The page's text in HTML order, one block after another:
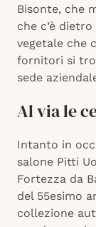
Bisonte, che
che c’è
vegetale che
fornitori si
sede
Al via le
Intanto in
salone Pitti
Fortezza da
del 55esimo
collezione